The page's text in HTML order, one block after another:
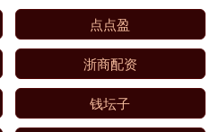
点点盈
浙商配资
钱坛子